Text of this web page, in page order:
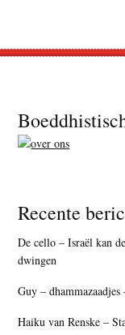
Footer
Recente
De cello – Israël kan
dwingen
Guy –
Haiku van Renske –